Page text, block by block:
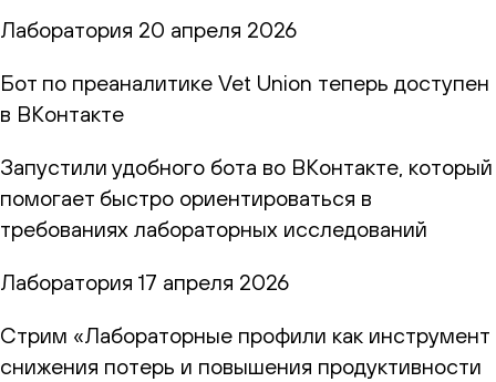
Лаборатория 20 апреля 2026
Бот по преаналитике Vet Union теперь доступен
в ВКонтакте
Запустили удобного бота во ВКонтакте, который
помогает быстро ориентироваться в
требованиях лабораторных исследований
Лаборатория 17 апреля 2026
Стрим «Лабораторные профили как инструмент
снижения потерь и повышения продуктивности